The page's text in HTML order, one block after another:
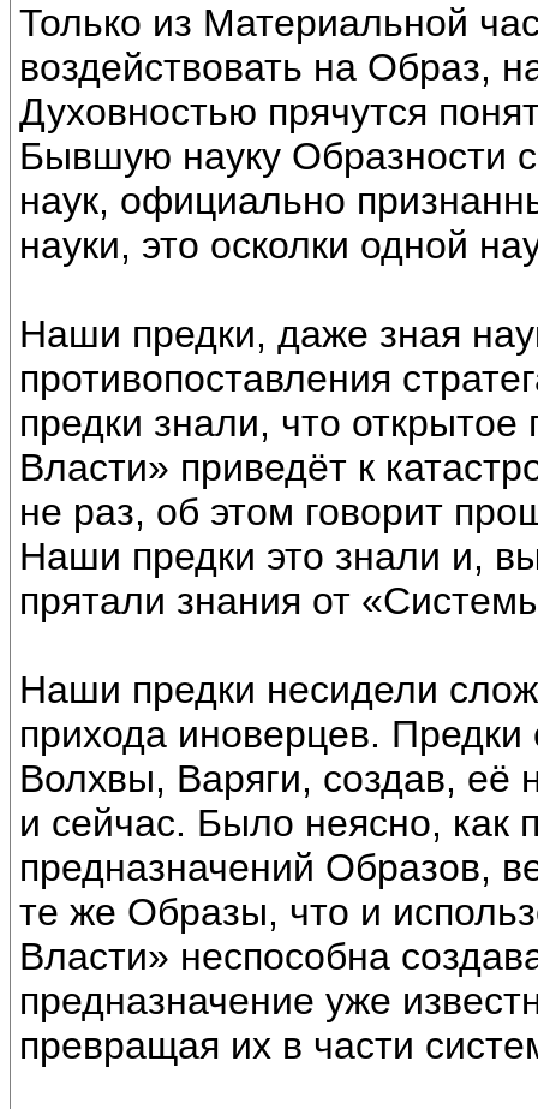
Только из Материальной
воздействовать на Образ,
Духовностью прячутся
Бывшую науку Образности
наук, официально
науки, это осколки одной
Наши предки, даже зная
противопоставления
предки знали, что
Власти» приведёт к
не раз, об этом говорит
Наши предки это знали и,
прятали знания от
Наши предки несидели
прихода иноверцев.
Волхвы, Варяги, создав, её
и сейчас. Было неясно, как
предназначений Образов,
те же Образы, что и
Власти» неспособна
предназначение уже
превращая их в части